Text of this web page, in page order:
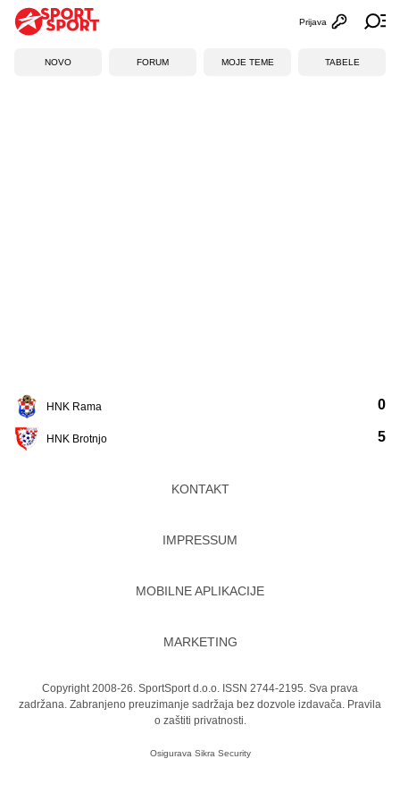
Otvori
Prijava
NOVO FORUM MOJE TEME TABELE
HNK Rama
HNK Brotnjo
0
5
KONTAKT
IMPRESSUM
MOBILNE APLIKACIJE
MARKETING
Copyright 2008-26. SportSport d.o.o. ISSN 2744-2195. Sva prava
zadržana. Zabranjeno preuzimanje sadržaja bez dozvole izdavača. Pravila
o zaštiti privatnosti.
Osigurava Sikra Security